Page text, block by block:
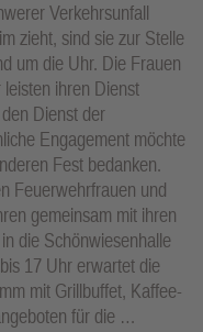
Verkehrsunfall
zieht, sind sie zur Stelle
um die Uhr. Die Frauen
ihren Dienst
Dienst der
Engagement möchte
Fest bedanken.
Feuerwehrfrauen und
gemeinsam mit ihren
die Schönwiesenhalle
17 Uhr erwartet die
mit Grillbuffet, Kaffee-
für die …